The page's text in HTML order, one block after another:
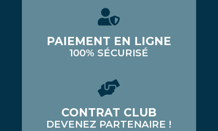
PAIEMENT EN LIGNE
100% SÉCURISÉ
CONTRAT CLUB
DEVENEZ PARTENAIRE !